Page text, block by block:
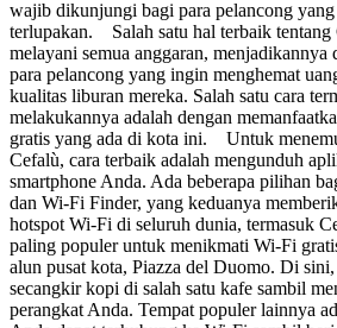
wajib dikunjungi bagi para pelancong
terlupakan. Salah satu hal terbaik tentang
melayani semua anggaran, menjadikannya
para pelancong yang ingin menghemat
kualitas liburan mereka. Salah satu cara
melakukannya adalah dengan
gratis yang ada di kota ini. Untuk
Cefalù, cara terbaik adalah mengunduh
smartphone Anda. Ada beberapa pilihan
dan Wi-Fi Finder, yang keduanya
hotspot Wi-Fi di seluruh dunia, termasuk
paling populer untuk menikmati Wi-Fi
alun pusat kota, Piazza del Duomo. Di
secangkir kopi di salah satu kafe sambil
perangkat Anda. Tempat populer lainnya